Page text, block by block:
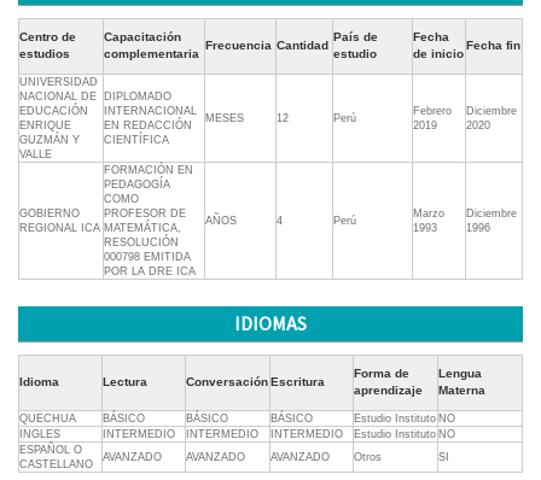
Centro de
estudios
Capacitación
complementaria
Frecuencia Cantidad
País de
estudio
Fecha
de inicio
Fecha fin
UNIVERSIDAD
NACIONAL DE
EDUCACIÓN
ENRIQUE
GUZMÁN Y
VALLE
DIPLOMADO
INTERNACIONAL
EN REDACCIÓN
CIENTÍFICA
MESES 12 Perú
Febrero
2019
Diciembre
2020
GOBIERNO
REGIONAL ICA
FORMACIÓN EN
PEDAGOGÍA
COMO
PROFESOR DE
MATEMÁTICA,
RESOLUCIÓN
000798 EMITIDA
POR LA DRE ICA
AÑOS 4 Perú
Marzo
1993
Diciembre
1996
IDIOMAS
Idioma Lectura ConversaciónEscritura
Forma de
aprendizaje
Lengua
Materna
QUECHUA BÁSICO BÁSICO BÁSICO Estudio Instituto NO
INGLES
INTERMEDIO INTERMEDIO INTERMEDIO Estudio Instituto NO
ESPAÑOL O
CASTELLANO
AVANZADO AVANZADO AVANZADO Otros SI